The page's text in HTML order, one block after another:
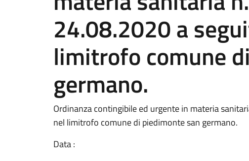
24.08.2020 a
limitrofo comune
germano.
Ordinanza contingibile ed urgente in materia
nel limitrofo comune di piedimonte san germano.
Data :